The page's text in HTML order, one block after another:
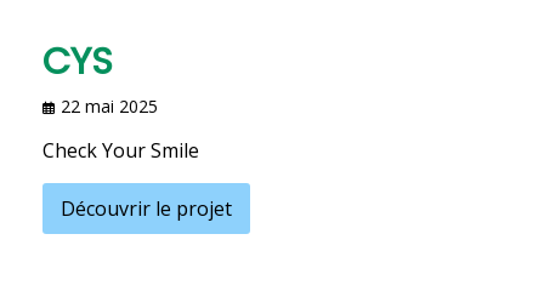
CYS
22 mai 2025
Check Your Smile
Découvrir le projet